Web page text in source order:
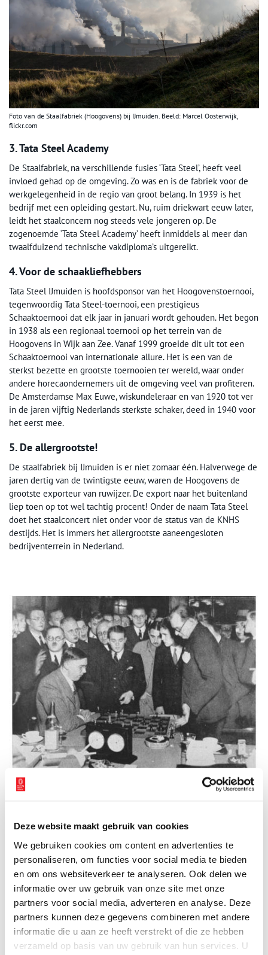
Deze website maakt gebruik van cookies
We gebruiken cookies om content en advertenties te
personaliseren, om functies voor social media te bieden
en om ons websiteverkeer te analyseren. Ook delen we
informatie over uw gebruik van onze site met onze
partners voor social media, adverteren en analyse. Deze
partners kunnen deze gegevens combineren met andere
informatie die u aan ze heeft verstrekt of die ze hebben
verzameld op basis van uw gebruik van hun services. U
Foto van de Staalfabriek (Hoogovens) bij IJmuiden. Beeld: Marcel Oosterwijk,
flickr.com
3. Tata Steel Academy
De Staalfabriek, na verschillende fusies ‘Tata Steel’, heeft veel
invloed gehad op de omgeving. Zo was en is de fabriek voor de
werkgelegenheid in de regio van groot belang. In 1939 is het
bedrijf met een opleiding gestart. Nu, ruim driekwart eeuw later,
leidt het staalconcern nog steeds vele jongeren op. De
zogenoemde ‘Tata Steel Academy’ heeft inmiddels al meer dan
twaalfduizend technische vakdiploma’s uitgereikt.
4. Voor de schaakliefhebbers
Tata Steel IJmuiden is hoofdsponsor van het Hoogovenstoernooi,
tegenwoordig Tata Steel-toernooi, een prestigieus
Schaaktoernooi dat elk jaar in januari wordt gehouden. Het begon
in 1938 als een regionaal toernooi op het terrein van de
Hoogovens in Wijk aan Zee. Vanaf 1999 groeide dit uit tot een
Schaaktoernooi van internationale allure. Het is een van de
sterkst bezette en grootste toernooien ter wereld, waar onder
andere horecaondernemers uit de omgeving veel van profiteren.
De Amsterdamse Max Euwe, wiskundeleraar en van 1920 tot ver
in de jaren vijftig Nederlands sterkste schaker, deed in 1940 voor
het eerst mee.
5. De allergrootste!
De staalfabriek bij IJmuiden is er niet zomaar één. Halverwege de
jaren dertig van de twintigste eeuw, waren de Hoogovens de
grootste exporteur van ruwijzer. De export naar het buitenland
liep toen op tot wel tachtig procent! Onder de naam Tata Steel
doet het staalconcert niet onder voor de status van de KNHS
destijds. Het is immers het allergrootste aaneengesloten
bedrijventerrein in Nederland.
Max Euwe Na een schaakspel in 1935
Auteur:Liza Koppenrade
Industrieel Erfgoed
2015 is het Europese jaar van het Industrieel Erfgoed. Oneindig
Noord-Holland vertelt aan de hand van dit themajaar de
geschiedenis van het Noordzeekanaalgebied en de Zaanstreek.
De provincie Noord-Holland is hierin een belangrijke partner
omdat zij het industrieel erfgoed wil behouden en de beleving